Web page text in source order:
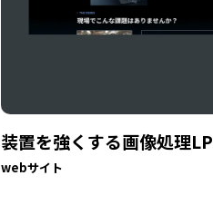
装置を強くする画像処理LP
webサイト